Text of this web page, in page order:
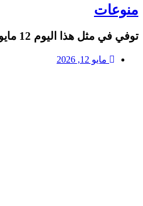
منوعات
توفي في مثل هذا اليوم 12 مايو
مايو 12, 2026